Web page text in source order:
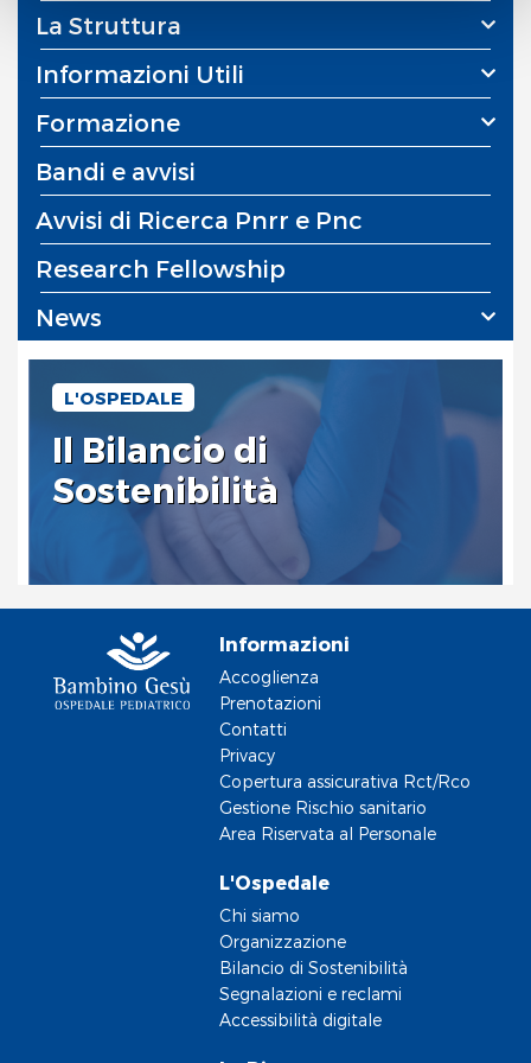
Chiudendo questo banner o utilizzando il pulsante
tecnici.
La Struttura
Informazioni Utili
Formazione
Bandi e avvisi
Avvisi di Ricerca Pnrr e Pnc
Research Fellowship
News
L'OSPEDALE
Il Bilancio di
Sostenibilità
Informazioni
Accoglienza
Prenotazioni
Contatti
Privacy
Copertura assicurativa Rct/Rco
Gestione Rischio sanitario
Area Riservata al Personale
L'Ospedale
Chi siamo
Organizzazione
Bilancio di Sostenibilità
Segnalazioni e reclami
Accessibilità digitale